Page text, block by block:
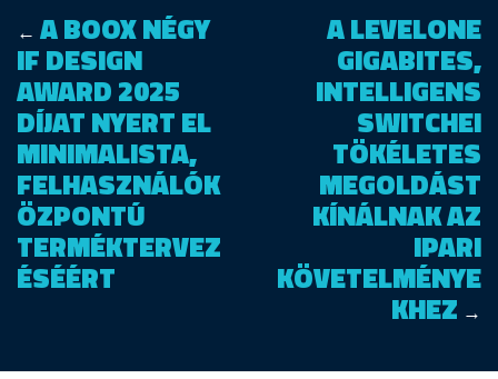
← A BOOX NÉGY
IF DESIGN
AWARD 2025
DÍJAT NYERT EL
MINIMALISTA,
FELHASZNÁLÓK
ÖZPONTÚ
TERMÉKTERVEZ
ÉSÉÉRT
A LEVELONE
GIGABITES,
INTELLIGENS
SWITCHEI
TÖKÉLETES
MEGOLDÁST
KÍNÁLNAK AZ
IPARI
KÖVETELMÉNYE
KHEZ →